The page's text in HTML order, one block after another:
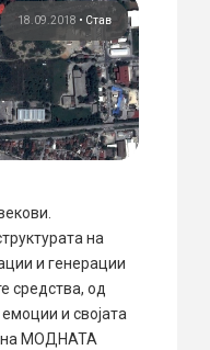
18.09.2018 • Став
на
и генерации
средства, од
емоции и својата
на МОДНАТА